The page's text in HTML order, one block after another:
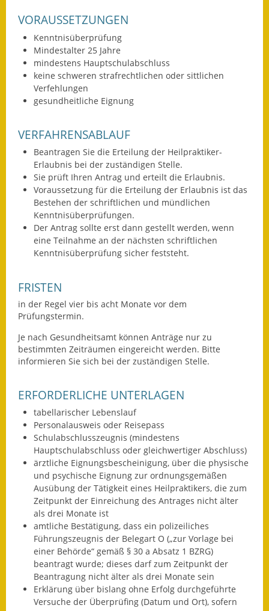
Umleitungsplan
Buslinie 168
Stellenausschreibungen
Zahlen und Fakten
Rathaus
Bauhof Notzingen
Behördenadressen
Dienstleistungen
Formulare
Fundbehörde
Sitzungsberichte 2015
Sitzungsberichte 2016
Sitzungsberichte 2017
Sitzungsberichte 2018
Sitzungsberichte 2020
Gemeindeverwaltung
Haushalt & Finanzen
VORAUSSETZUNGEN
Kenntnisüberprüfung
Mindestalter 25 Jahre
mindestens Hauptschulabschluss
keine schweren strafrechtlichen oder sittlichen
Verfehlungen
gesundheitliche Eignung
VERFAHRENSABLAUF
Beantragen Sie die Erteilung der Heilpraktiker-
Erlaubnis bei der zuständigen Stelle.
Sie prüft Ihren Antrag und erteilt die Erlaubnis.
Voraussetzung für die Erteilung der Erlaubnis ist das
Bestehen der schriftlichen und mündlichen
Kenntnisüberprüfungen.
Der Antrag sollte erst dann gestellt werden, wenn
eine Teilnahme an der nächsten schriftlichen
Kenntnisüberprüfung sicher feststeht.
FRISTEN
in der Regel vier bis acht Monate vor dem
Prüfungstermin.
Je nach Gesundheitsamt können Anträge nur zu
bestimmten Zeiträumen eingereicht werden. Bitte
informieren Sie sich bei der zuständigen Stelle.
ERFORDERLICHE UNTERLAGEN
tabellarischer Lebenslauf
Personalausweis oder Reisepass
Schulabschlusszeugnis (mindestens
Hauptschulabschluss oder gleichwertiger Abschluss)
ärztliche Eignungsbescheinigung, über die physische
und psychische Eignung zur ordnungsgemäßen
Ausübung der Tätigkeit eines Heilpraktikers, die zum
Zeitpunkt der Einreichung des Antrages nicht älter
als drei Monate ist
amtliche Bestätigung, dass ein polizeiliches
Führungszeugnis der Belegart O („zur Vorlage bei
einer Behörde“ gemäß § 30 a Absatz 1 BZRG)
beantragt wurde; dieses darf zum Zeitpunkt der
Beantragung nicht älter als drei Monate sein
Erklärung über bislang ohne Erfolg durchgeführte
Versuche der Überprüfing (Datum und Ort), sofern